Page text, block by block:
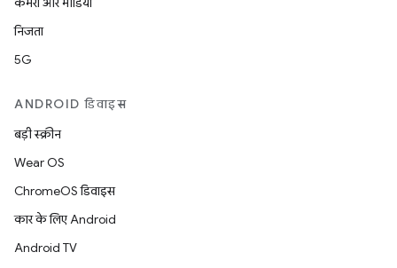
निजता
5G
ANDROID डिवाइस
बड़ी स्क्रीन
Wear OS
ChromeOS डिवाइस
कार के लिए Android
Android TV